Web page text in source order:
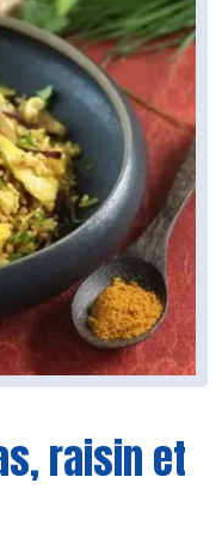
raisin et